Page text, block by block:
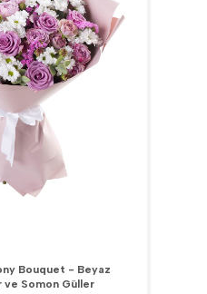
Bouquet - Beyaz
ve Somon Güller